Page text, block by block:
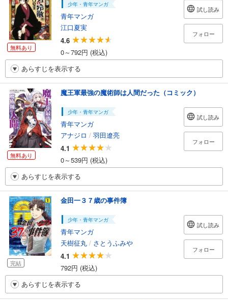
無料あり
少年・青年マンガ
青年マンガ
江口夏実
4.6
0～792円 (税込)
試し読み
フォロー
あらすじを表示する
無料あり
魔王軍最強の魔術師は人間だった（コミック）
少年・青年マンガ
青年マンガ
アナジロ / 羽田遼亮
4.1
0～539円 (税込)
試し読み
フォロー
あらすじを表示する
完結
金田一３７歳の事件簿
少年・青年マンガ
青年マンガ
天樹征丸 / さとうふみや
4.1
792円 (税込)
試し読み
フォロー
あらすじを表示する